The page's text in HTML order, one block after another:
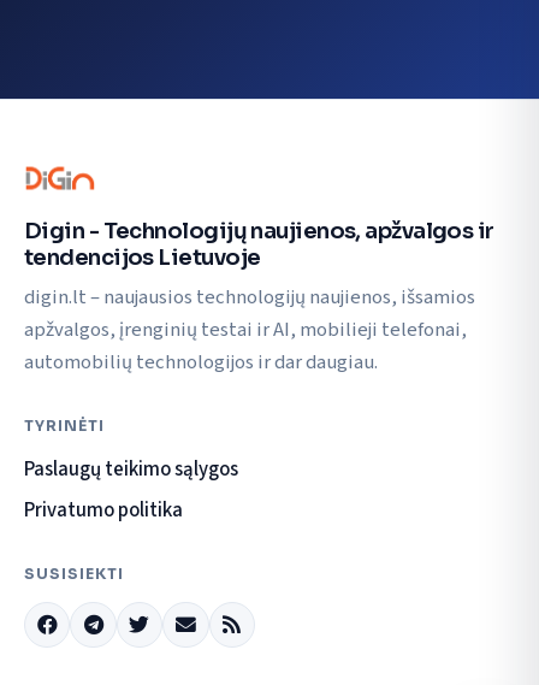
Digin - Technologijų naujienos, apžvalgos ir
tendencijos Lietuvoje
digin.lt – naujausios technologijų naujienos, išsamios
apžvalgos, įrenginių testai ir AI, mobilieji telefonai,
automobilių technologijos ir dar daugiau.
TYRINĖTI
Paslaugų teikimo sąlygos
Privatumo politika
SUSISIEKTI